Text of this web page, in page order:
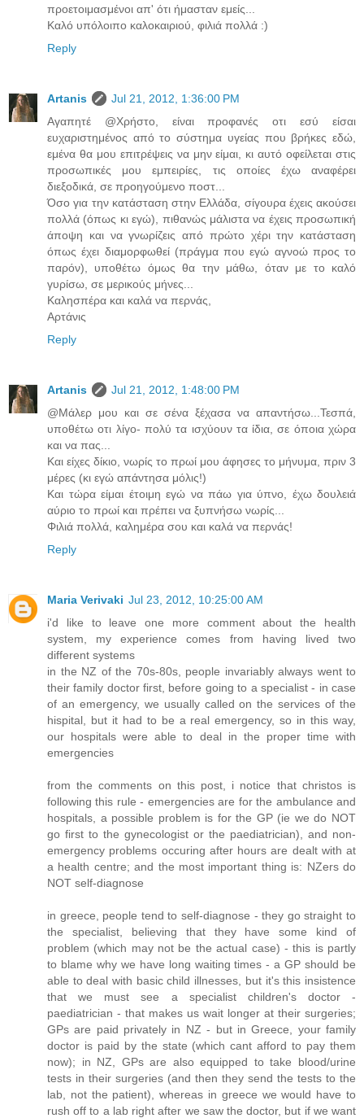
προετοιμασμένοι απ' ότι ήμασταν εμείς...
Καλό υπόλοιπο καλοκαιριού, φιλιά πολλά :)
Reply
Artanis
Jul 21, 2012, 1:36:00 PM
Αγαπητέ @Χρήστο, είναι προφανές οτι εσύ είσαι
ευχαριστημένος από το σύστημα υγείας που βρήκες εδώ,
εμένα θα μου επιτρέψεις να μην είμαι, κι αυτό οφείλεται στις
προσωπικές μου εμπειρίες, τις οποίες έχω αναφέρει
διεξοδικά, σε προηγούμενο ποστ...
Όσο για την κατάσταση στην Ελλάδα, σίγουρα έχεις ακούσει
πολλά (όπως κι εγώ), πιθανώς μάλιστα να έχεις προσωπική
άποψη και να γνωρίζεις από πρώτο χέρι την κατάσταση
όπως έχει διαμορφωθεί (πράγμα που εγώ αγνοώ προς το
παρόν), υποθέτω όμως θα την μάθω, όταν με το καλό
γυρίσω, σε μερικούς μήνες...
Καλησπέρα και καλά να περνάς,
Αρτάνις
Reply
Artanis
Jul 21, 2012, 1:48:00 PM
@Μάλερ μου και σε σένα ξέχασα να απαντήσω...Τεσπά,
υποθέτω οτι λίγο- πολύ τα ισχύουν τα ίδια, σε όποια χώρα
και να πας...
Και είχες δίκιο, νωρίς το πρωί μου άφησες το μήνυμα, πριν 3
μέρες (κι εγώ απάντησα μόλις!)
Και τώρα είμαι έτοιμη εγώ να πάω για ύπνο, έχω δουλειά
αύριο το πρωί και πρέπει να ξυπνήσω νωρίς...
Φιλιά πολλά, καλημέρα σου και καλά να περνάς!
Reply
Maria Verivaki Jul 23, 2012, 10:25:00 AM
i'd like to leave one more comment about the health
system, my experience comes from having lived two
different systems
in the NZ of the 70s-80s, people invariably always went to
their family doctor first, before going to a specialist - in case
of an emergency, we usually called on the services of the
hispital, but it had to be a real emergency, so in this way,
our hospitals were able to deal in the proper time with
emergencies
from the comments on this post, i notice that christos is
following this rule - emergencies are for the ambulance and
hospitals, a possible problem is for the GP (ie we do NOT
go first to the gynecologist or the paediatrician), and non-
emergency problems occuring after hours are dealt with at
a health centre; and the most important thing is: NZers do
NOT self-diagnose
in greece, people tend to self-diagnose - they go straight to
the specialist, believing that they have some kind of
problem (which may not be the actual case) - this is partly
to blame why we have long waiting times - a GP should be
able to deal with basic child illnesses, but it's this insistence
that we must see a specialist children's doctor -
paediatrician - that makes us wait longer at their surgeries;
GPs are paid privately in NZ - but in Greece, your family
doctor is paid by the state (which cant afford to pay them
now); in NZ, GPs are also equipped to take blood/urine
tests in their surgeries (and then they send the tests to the
lab, not the patient), whereas in greece we would have to
rush off to a lab right after we saw the doctor, but if we want